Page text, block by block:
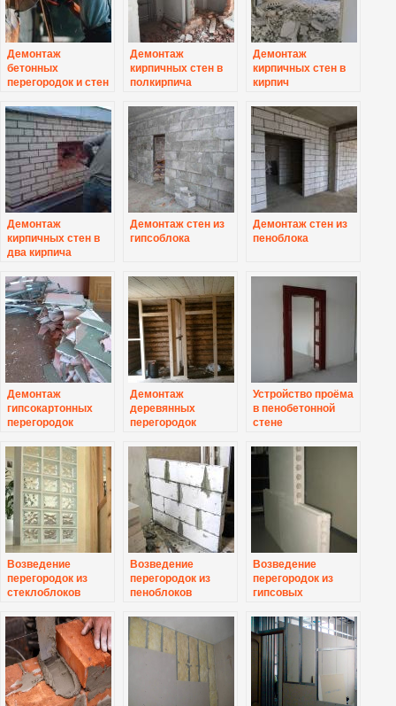
Демонтаж
бетонных
перегородок и стен
мм
Демонтаж
кирпичных стен в
полкирпича
Демонтаж
кирпичных стен в
кирпич
Демонтаж
кирпичных стен в
два кирпича
Демонтаж стен из
гипсоблока
Демонтаж стен из
пеноблока
Демонтаж
гипсокартонных
перегородок
Демонтаж
деревянных
перегородок
Устройство проёма
в пенобетонной
стене
Возведение
перегородок из
стеклоблоков
Возведение
перегородок из
пеноблоков
Возведение
перегородок из
гипсовых
блоков